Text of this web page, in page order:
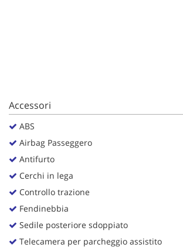
Accessori
ABS
Airbag Passeggero
Antifurto
Cerchi in lega
Controllo trazione
Fendinebbia
Sedile posteriore sdoppiato
Telecamera per parcheggio assistito
policy.
Puoi
rivedere
e
modificare
le
tue
scelte
in
qualsiasi
momento.